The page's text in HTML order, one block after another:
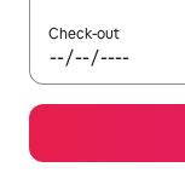
Check-out